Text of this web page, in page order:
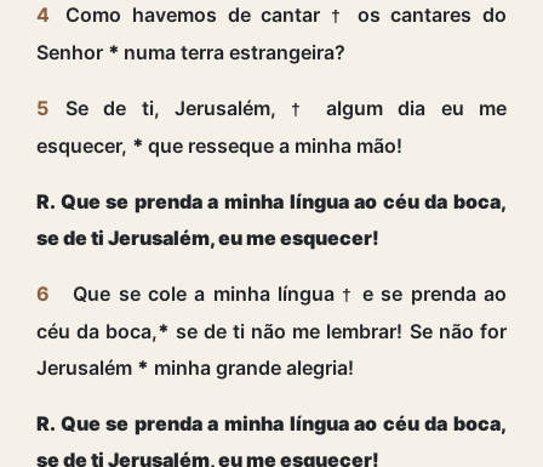
4 Como havemos de cantar † os cantares do
Senhor * numa terra estrangeira?
5 Se de ti, Jerusalém, †algum dia eu me
esquecer, * que resseque a minha mão!
R. Que se prenda a minha língua ao céu da boca,
se de ti Jerusalém, eu me esquecer!
6 Que se cole a minha língua †e se prenda ao
céu da boca,* se de ti não me lembrar! Se não for
Jerusalém * minha grande alegria!
R. Que se prenda a minha língua ao céu da boca,
se de ti Jerusalém, eu me esquecer!